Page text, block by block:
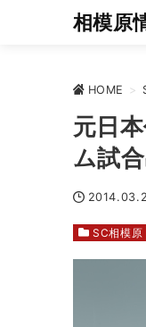
相模原
HOME >
元日
ム試
SC相模原